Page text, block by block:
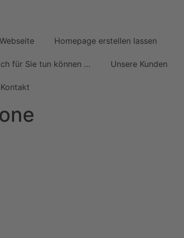
Homepage erstellen lassen
für Sie tun können … Unsere Kunden
Kontakt